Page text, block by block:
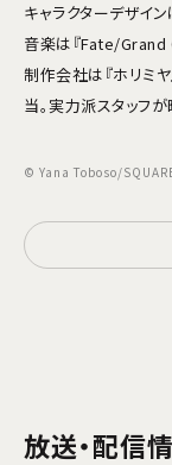
キャラクターデザイ
音楽は『Fate/Grand
制作会社は『ホリミ
当。実力派スタッフが
© Yana Toboso/
放送・配信